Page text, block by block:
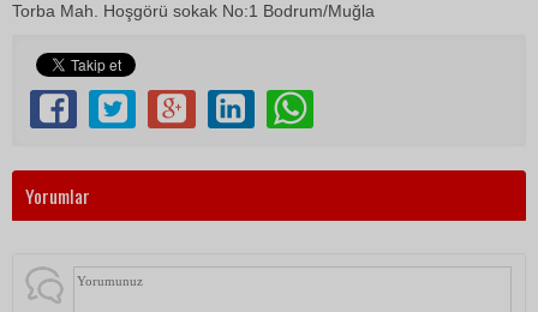
Torba Mah. Hoşgörü sokak No:1 Bodrum/Muğla
Yorumlar